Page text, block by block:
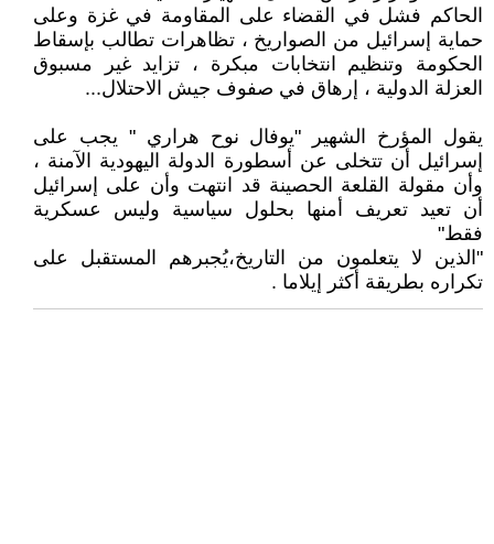
الحاكم فشل في القضاء على المقاومة في غزة وعلى
حماية إسرائيل من الصواريخ ، تظاهرات تطالب بإسقاط
الحكومة وتنظيم انتخابات مبكرة ، تزايد غير مسبوق
العزلة الدولية ، إرهاق في صفوف جيش الاحتلال...
يقول المؤرخ الشهير "يوفال نوح هراري " يجب على
إسرائيل أن تتخلى عن أسطورة الدولة اليهودية الآمنة ،
وأن مقولة القلعة الحصينة قد انتهت وأن على إسرائيل
أن تعيد تعريف أمنها بحلول سياسية وليس عسكرية
فقط"
"الذين لا يتعلمون من التاريخ،يُجبرهم المستقبل على
تكراره بطريقة أكثر إيلاما .